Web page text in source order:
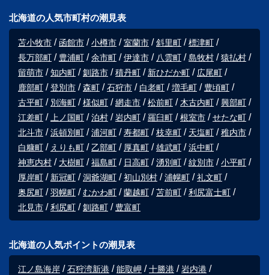
北海道の人気市町村の潮見表
苫小牧市 函館市 小樽市 室蘭市 斜里町
標津町
長万部町
豊浦町 余市町 伊達市 八雲町 島牧村
猿払村
留萌市
知内町 釧路市 積丹町 新ひだか町
広尾町
鹿部町
登別市 森町 石狩市 白老町 増毛町
豊頃町
古平町
別海町 様似町 網走市 松前町 木古内町
興部町
江差町
上ノ国町 泊村 岩内町 羅臼町 根室市
せたな町
北斗市
浜頓別町 浦河町 寿都町 枝幸町 天塩町
稚内市
白糠町
えりも町 乙部町 厚真町 雄武町
浜中町
神恵内村
大樹町 福島町 日高町 湧別町 紋別市
小平町
厚岸町
新冠町 洞爺湖町 初山別村 浦幌町
礼文町
奥尻町
羽幌町 むかわ町 蘭越町 苫前町
利尻富士町
北見市
利尻町 釧路町 豊富町
北海道の人気ポイントの潮見表
江ノ島海岸 石狩湾新港 能取岬 十勝港
岩内港